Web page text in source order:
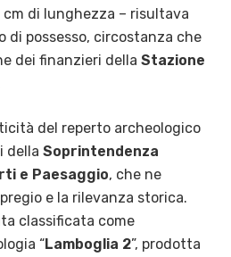
di lunghezza – risultava
di possesso, circostanza che
dei finanzieri della Stazione
del reperto archeologico
della Soprintendenza
e Paesaggio, che ne
e la rilevanza storica.
classificata come
“Lamboglia 2”, prodotta